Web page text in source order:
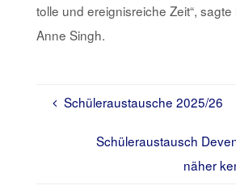
tolle und ereignisreiche Zeit“,
Anne Singh.
Schüleraustausche 2025/26
Schüleraustausch
näher